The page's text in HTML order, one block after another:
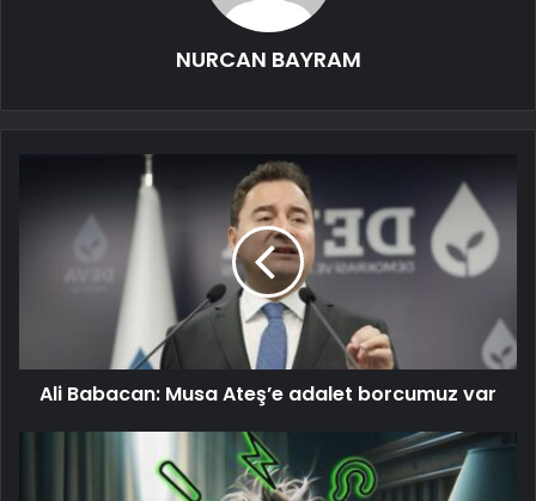
NURCAN BAYRAM
Ali Babacan: Musa Ateş’e adalet borcumuz var